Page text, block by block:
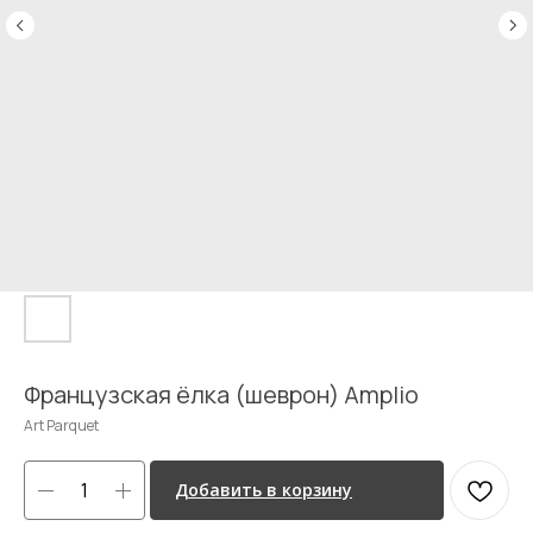
Французская ёлка (шеврон) Amplio
Art Parquet
Добавить в корзину